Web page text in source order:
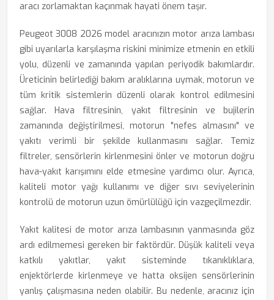
aracı zorlamaktan kaçınmak hayati önem taşır.
Peugeot 3008 2026 model aracınızın motor arıza lambası
gibi uyarılarla karşılaşma riskini minimize etmenin en etkili
yolu, düzenli ve zamanında yapılan periyodik bakımlardır.
Üreticinin belirlediği bakım aralıklarına uymak, motorun ve
tüm kritik sistemlerin düzenli olarak kontrol edilmesini
sağlar. Hava filtresinin, yakıt filtresinin ve bujilerin
zamanında değiştirilmesi, motorun "nefes almasını" ve
yakıtı verimli bir şekilde kullanmasını sağlar. Temiz
filtreler, sensörlerin kirlenmesini önler ve motorun doğru
hava-yakıt karışımını elde etmesine yardımcı olur. Ayrıca,
kaliteli motor yağı kullanımı ve diğer sıvı seviyelerinin
kontrolü de motorun uzun ömürlülüğü için vazgeçilmezdir.
Yakıt kalitesi de motor arıza lambasının yanmasında göz
ardı edilmemesi gereken bir faktördür. Düşük kaliteli veya
katkılı yakıtlar, yakıt sisteminde tıkanıklıklara,
enjektörlerde kirlenmeye ve hatta oksijen sensörlerinin
yanlış çalışmasına neden olabilir. Bu nedenle, aracınız için